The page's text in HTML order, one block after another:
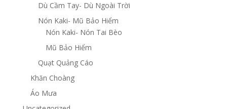
Dù Cầm Tay- Dù Ngoài Trời
Nón Kaki- Mũ Bảo Hiểm
Nón Kaki- Nón Tai Bèo
Mũ Bảo Hiểm
Quạt Quảng Cáo
Khăn Choàng
Áo Mưa